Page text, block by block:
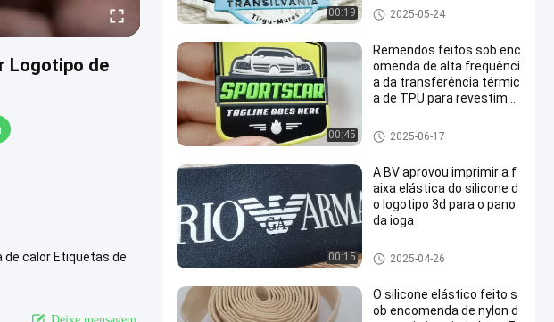
Logotipo de
calor Etiquetas de
Deixe mensagem.
00:19
Remendos feitos sob encome
nda da roupa
2025-05-24
00:45
Remendos feitos sob enc
omenda de alta frequênci
a da transferência térmic
a de TPU para revestime
Remendos feitos sob encome
nda da roupa
2025-06-17
00:15
A BV aprovou imprimir a f
aixa elástica do silicone d
o logotipo 3d para o pano
da ioga
Faixa elástica impressa
2025-04-26
O silicone elástico feito s
ob encomenda de nylon d